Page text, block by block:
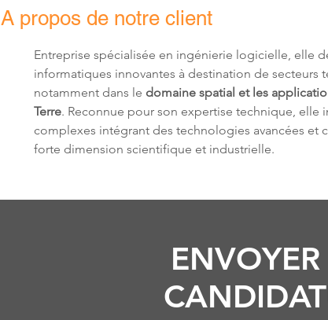
A propos de notre client
Entreprise spécialisée en ingénierie logicielle, elle
informatiques innovantes à destination de
notamment dans le domaine spatial et les
Terre. Reconnue pour son expertise technique, elle
complexes intégrant des technologies avancées et
forte dimension scientifique et industrielle.